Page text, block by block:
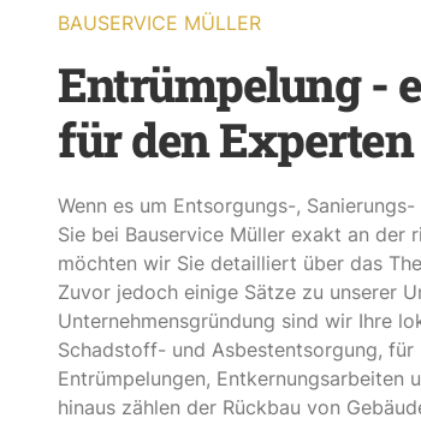
BAUSERVICE MÜLLER
Entrümpelung -
für den Experten
Wenn es um Entsorgungs-,
Sie bei Bauservice Müller exakt an der
möchten wir Sie detailliert über das
Zuvor jedoch einige Sätze zu unserer
Unternehmensgründung sind wir Ihre
Schadstoff- und Asbestentsorgung, für
Entrümpelungen, Entkernungsarbeiten
hinaus zählen der Rückbau von